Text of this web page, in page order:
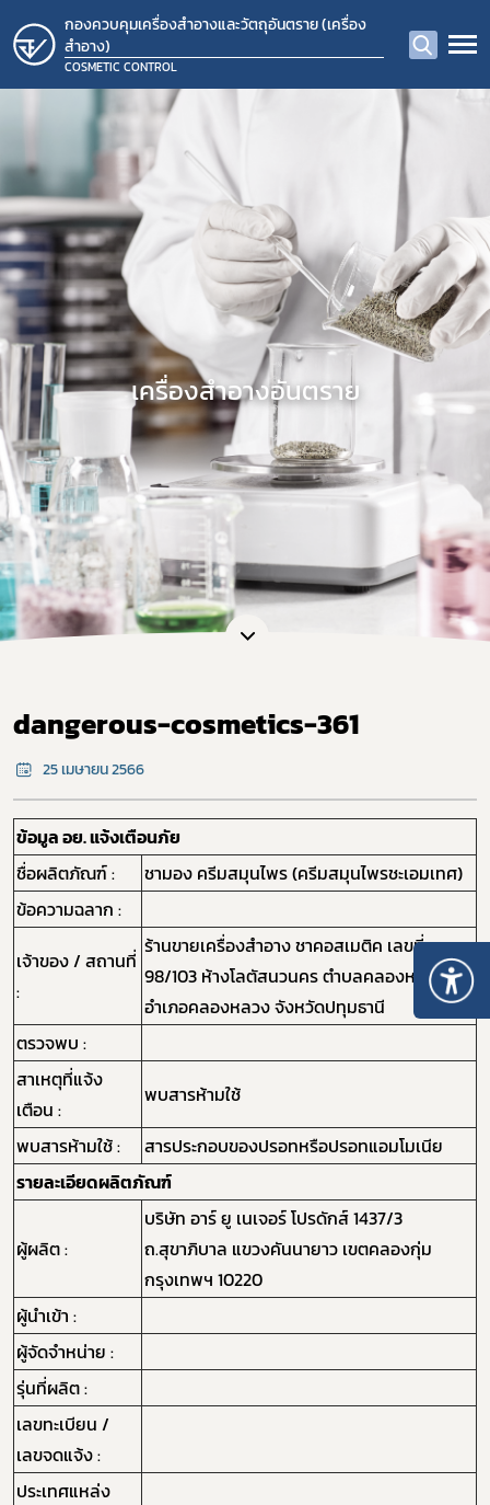
กองควบคุมเครื่องสำอางและวัตถุอันตราย (เครื่อง
สำอาง)
COSMETIC CONTROL
​เครื่องสำอางอันตราย
dangerous-cosmetics-361
25 เมษายน 2566
ข้อมูล อย. แจ้งเตือนภัย
ชื่อผลิตภัณฑ์ :
ชามอง ครีมสมุนไพร (ครีมสมุนไพรชะเอมเทศ)
ข้อความฉลาก :
เจ้าของ / สถานที่
:
ร้านขายเครื่องสำอาง ชาคอสเมติค เลขที่
98/103 ห้างโลตัสนวนคร ตำบลคลองหนึ่ง
อำเภอคลองหลวง จังหวัดปทุมธานี
ตรวจพบ :
สาเหตุที่แจ้ง
เตือน :
พบสารห้ามใช้
พบสารห้ามใช้ :
สารประกอบของปรอทหรือปรอทแอมโมเนีย
รายละเอียดผลิตภัณฑ์
ผู้ผลิต :
บริษัท อาร์ ยู เนเจอร์ โปรดักส์ 1437/3
ถ.สุขาภิบาล แขวงคันนายาว เขตคลองกุ่ม
กรุงเทพฯ 10220
ผู้นำเข้า :
ผู้จัดจำหน่าย :
รุ่นที่ผลิต :
เลขทะเบียน /
เลขจดแจ้ง :
ประเทศแหล่ง